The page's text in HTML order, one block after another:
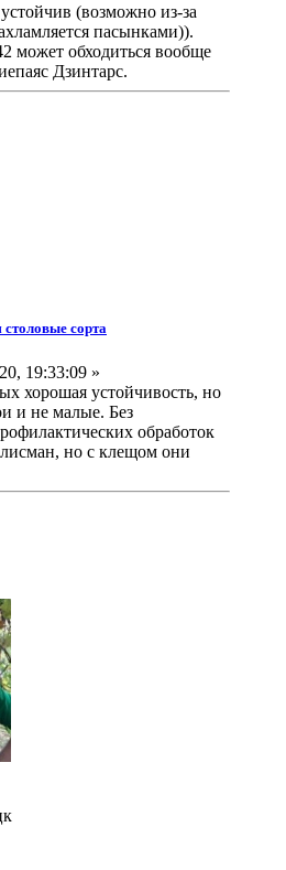
(возможно из-за
пасынками)).
может обходиться вообще
Дзинтарс.
сорта
19:33:09 »
хорошая устойчивость, но
и не малые. Без
обработок
но с клещом они